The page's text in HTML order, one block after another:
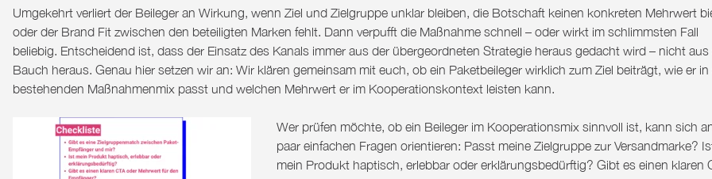
Umgekehrt verliert der Beileger an Wirkung, wenn Ziel und Zielgruppe unklar bleiben, die Botschaft keinen konkreten Mehrwert
oder der Brand Fit zwischen den beteiligten Marken fehlt. Dann verpufft die Maßnahme schnell – oder wirkt im schlimmsten Fall
beliebig. Entscheidend ist, dass der Einsatz des Kanals immer aus der übergeordneten Strategie heraus gedacht wird – nicht aus
Bauch heraus. Genau hier setzen wir an: Wir klären gemeinsam mit euch, ob ein Paketbeileger wirklich zum Ziel beiträgt, wie er in
bestehenden Maßnahmenmix passt und welchen Mehrwert er im Kooperationskontext leisten kann.
Wer prüfen möchte, ob ein Beileger im Kooperationsmix sinnvoll ist, kann sich
paar einfachen Fragen orientieren: Passt meine Zielgruppe zur Versandmarke?
mein Produkt haptisch, erlebbar oder erklärungsbedürftig? Gibt es einen klaren